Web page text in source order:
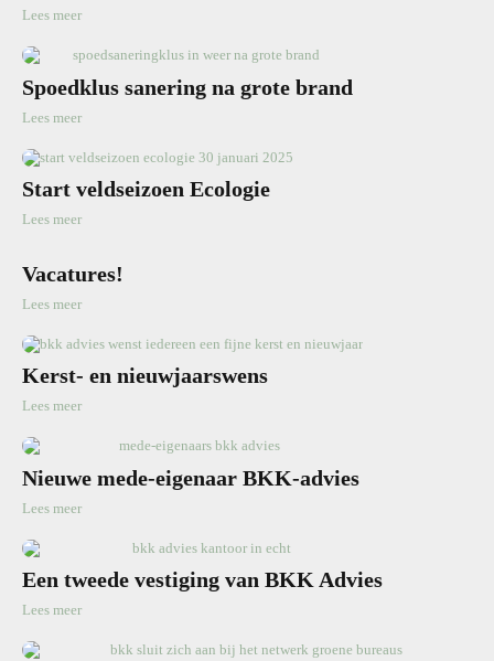
Lees meer
Spoedklus sanering na grote brand
Lees meer
Start veldseizoen Ecologie
Lees meer
Vacatures!
Lees meer
Kerst- en nieuwjaarswens
Lees meer
Nieuwe mede-eigenaar BKK-advies
Lees meer
Een tweede vestiging van BKK Advies
Lees meer